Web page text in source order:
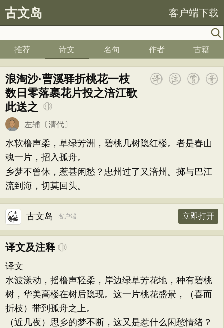
古文岛 客户端下载
推荐 诗文 名句 作者 古籍
浪淘沙·曹溪驿折桃花一枝
数日零落裹花片投之涪江歌
此送之
左辅 〔清代〕
水软橹声柔，草绿芳洲，碧桃几树隐红楼。者是春山
魂一片，招入孤舟。
乡梦不曾休，惹甚闲愁？忠州过了又涪州。掷与巴江
流到海，切莫回头。
古文岛 客户端 立即打开
译文及注释
译文
水波漾动，摇橹声轻柔，岸边绿草芳花地，种有碧桃
树，华美高楼在树后隐现。这一片桃花盛景，（喜而
折枝）带到孤舟之上。
（近几夜）思乡的梦不断，这又是惹什么闲愁情绪？